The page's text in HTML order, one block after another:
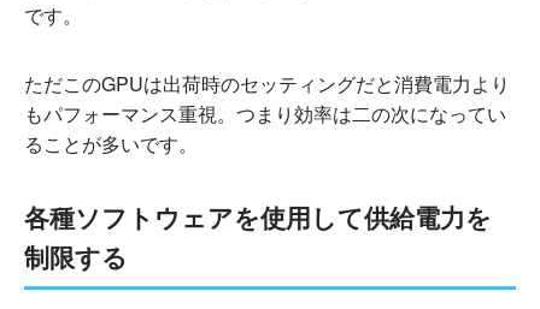
です。
ただこのGPUは出荷時のセッティングだと消費電力より
もパフォーマンス重視。つまり効率は二の次になってい
ることが多いです。
各種ソフトウェアを使用して供給電力を
制限する